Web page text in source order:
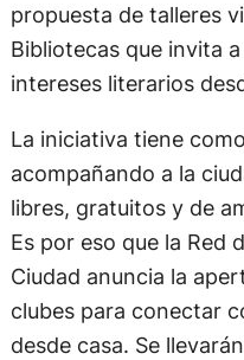
propuesta de talleres
Bibliotecas que invita
intereses literarios
La iniciativa tiene
acompañando a la
libres, gratuitos y de
Es por eso que la Red
Ciudad anuncia la
clubes para conectar
desde casa. Se